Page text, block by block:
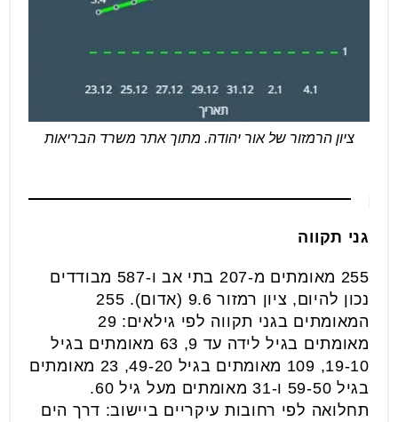
ציון הרמזור של אור יהודה. מתוך אתר משרד הבריאות
גני תקווה
255 מאומתים מ-207 בתי אב ו-587 מבודדים
נכון להיום, ציון רמזור 9.6 (אדום). 255
המאומתים בגני תקווה לפי גילאים: 29
מאומתים בגיל לידה עד 9, 63 מאומתים בגיל
19-10, 109 מאומתים בגיל 49-20, 23 מאומתים
בגיל 59-50 ו-31 מאומתים מעל גיל 60.
תחלואה לפי רחובות עיקריים ביישוב: דרך הים